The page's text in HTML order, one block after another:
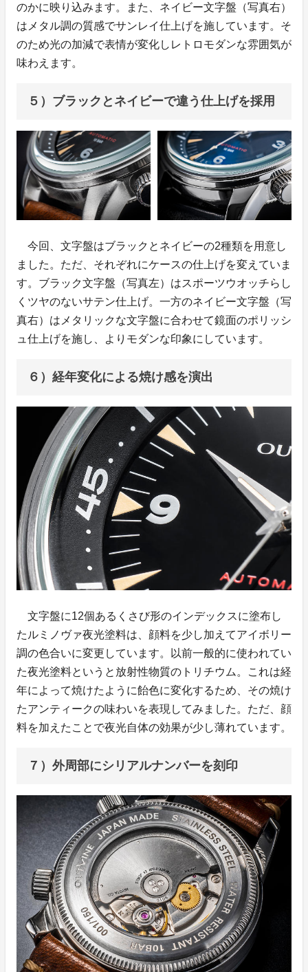
のかに映り込みます。また、ネイビー文字盤（写真右）
はメタル調の質感でサンレイ仕上げを施しています。そ
のため光の加減で表情が変化しレトロモダンな雰囲気が
味わえます。
５）ブラックとネイビーで違う仕上げを採用
今回、文字盤はブラックとネイビーの2種類を用意し
ました。ただ、それぞれにケースの仕上げを変えていま
す。ブラック文字盤（写真左）はスポーツウオッチらし
くツヤのないサテン仕上げ。一方のネイビー文字盤（写
真右）はメタリックな文字盤に合わせて鏡面のポリッシ
ュ仕上げを施し、よりモダンな印象にしています。
６）経年変化による焼け感を演出
文字盤に12個あるくさび形のインデックスに塗布し
たルミノヴァ夜光塗料は、顔料を少し加えてアイボリー
調の色合いに変更しています。以前一般的に使われてい
た夜光塗料というと放射性物質のトリチウム。これは経
年によって焼けたように飴色に変化するため、その焼け
たアンティークの味わいを表現してみました。ただ、顔
料を加えたことで夜光自体の効果が少し薄れています。
７）外周部にシリアルナンバーを刻印